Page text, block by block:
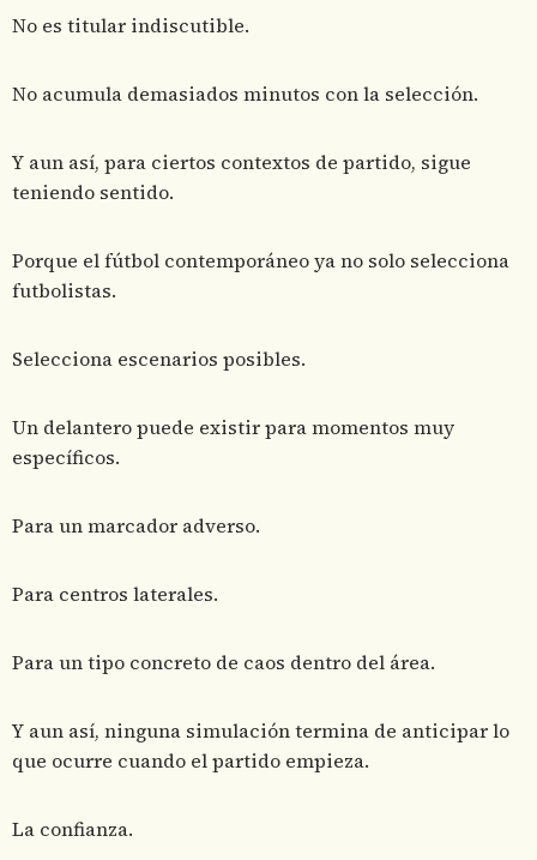
No es titular indiscutible.
No acumula demasiados minutos con la selección.
Y aun así, para ciertos contextos de partido, sigue
teniendo sentido.
Porque el fútbol contemporáneo ya no solo selecciona
futbolistas.
Selecciona escenarios posibles.
Un delantero puede existir para momentos muy
específicos.
Para un marcador adverso.
Para centros laterales.
Para un tipo concreto de caos dentro del área.
Y aun así, ninguna simulación termina de anticipar lo
que ocurre cuando el partido empieza.
La confianza.